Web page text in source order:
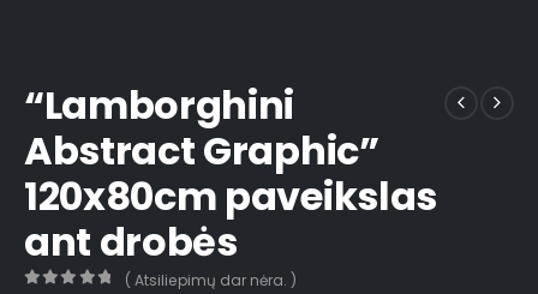
“Lamborghini
Abstract Graphic”
120x80cm paveikslas
ant drobės
( Atsiliepimų dar nėra. )